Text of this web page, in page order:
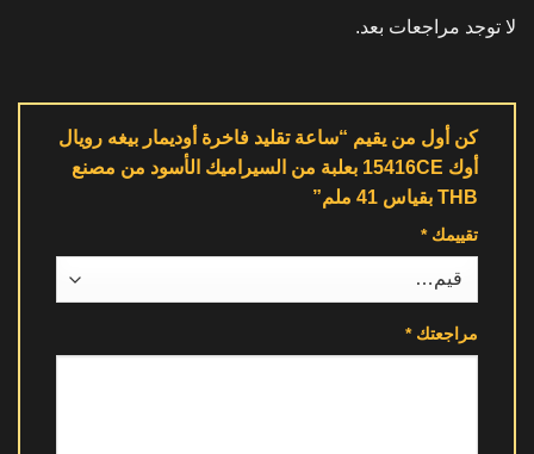
لا توجد مراجعات بعد.
كن أول من يقيم “ساعة تقليد فاخرة أوديمار بيغه رويال
أوك 15416CE بعلبة من السيراميك الأسود من مصنع
THB بقياس 41 ملم”
تقييمك*
مراجعتك*